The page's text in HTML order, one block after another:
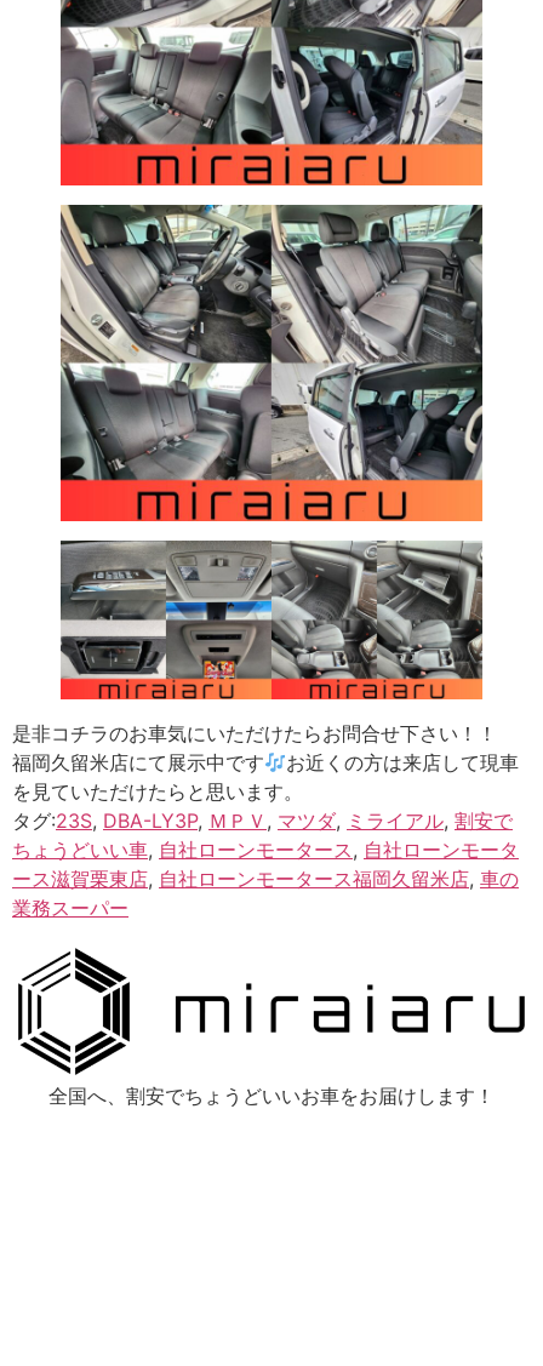
是非コチラのお車気にいただけたらお問合せ下さい！！
福岡久留米店にて展示中です
お近くの方は来店して現車
を見ていただけたらと思います。
タグ:23S, DBA-LY3P, ＭＰＶ , マツダ, ミライアル, 割安で
ちょうどいい車, 自社ローンモータース, 自社ローンモータ
ース滋賀栗東店, 自社ローンモータース福岡久留米店, 車の
業務スーパー
全国へ、割安でちょうどいいお車をお届けします！